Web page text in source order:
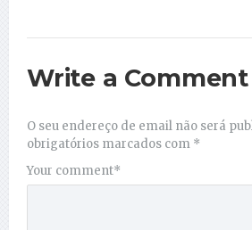
Write a Comment
O seu endereço de email não será
obrigatórios marcados com *
Your comment*